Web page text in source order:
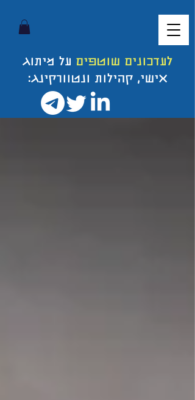
לעדכונים שוטפים על מיתוג
אישי, קהילות ונטוורקינג: